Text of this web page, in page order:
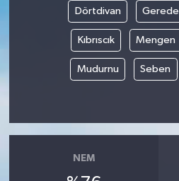
Dörtdivan Gerede
Kıbrıscık Mengen
Mudurnu Seben
NEM
Sivil Toplum
Bilim ve Teknoloji